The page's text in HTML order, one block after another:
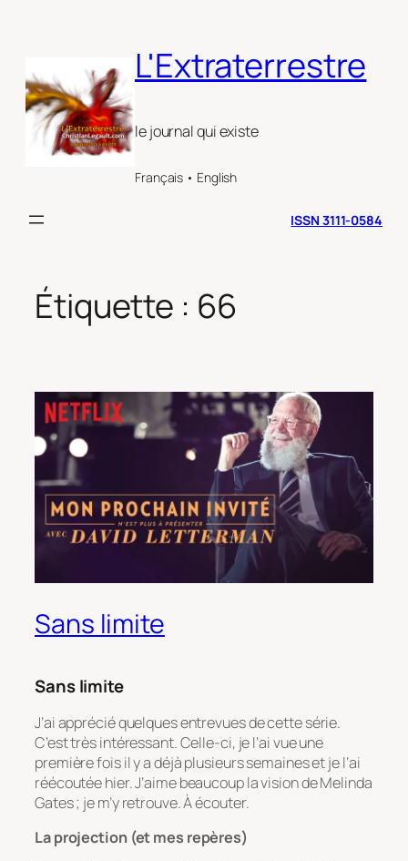
L'Extraterrestre
le journal qui existe
Français • English
ISSN 3111-0584
Étiquette : 66
Sans limite
Sans limite
J’ai apprécié quelques entrevues de cette série.
C’est très intéressant. Celle-ci, je l’ai vue une
première fois il y a déjà plusieurs semaines et je l’ai
réécoutée hier. J’aime beaucoup la vision de Melinda
Gates ; je m’y retrouve. À écouter.
La projection (et mes repères)